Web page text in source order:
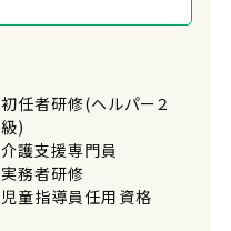
初任者研修(ヘルパー２
級)
介護支援専門員
実務者研修
児童指導員任用資格